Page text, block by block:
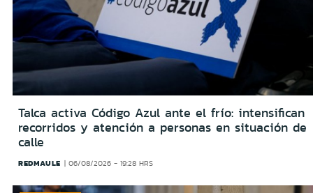
Talca activa Código Azul ante el frío: intensifican
recorridos y atención a personas en situación de
calle
REDMAULE 06/08/2026 - 19:28 HRS